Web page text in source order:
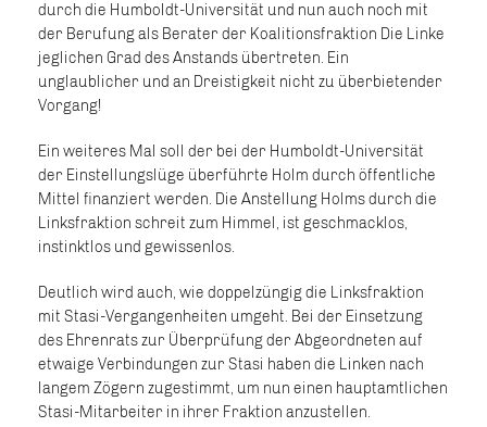
durch die Humboldt-Universität und nun auch noch mit
der Berufung als Berater der Koalitionsfraktion Die Linke
jeglichen Grad des Anstands übertreten. Ein
unglaublicher und an Dreistigkeit nicht zu überbietender
Vorgang!
Ein weiteres Mal soll der bei der Humboldt-Universität
der Einstellungslüge überführte Holm durch öffentliche
Mittel finanziert werden. Die Anstellung Holms durch die
Linksfraktion schreit zum Himmel, ist geschmacklos,
instinktlos und gewissenlos.
Deutlich wird auch, wie doppelzüngig die Linksfraktion
mit Stasi-Vergangenheiten umgeht. Bei der Einsetzung
des Ehrenrats zur Überprüfung der Abgeordneten auf
etwaige Verbindungen zur Stasi haben die Linken nach
langem Zögern zugestimmt, um nun einen hauptamtlichen
Stasi-Mitarbeiter in ihrer Fraktion anzustellen.